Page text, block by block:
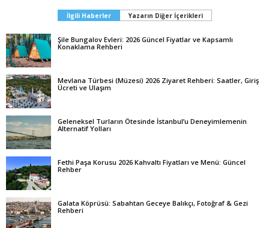
İlgili Haberler Yazarın Diğer İçerikleri
Şile Bungalov Evleri: 2026 Güncel Fiyatlar ve Kapsamlı
Konaklama Rehberi
Mevlana Türbesi (Müzesi) 2026 Ziyaret Rehberi: Saatler, Giriş
Ücreti ve Ulaşım
Geleneksel Turların Ötesinde İstanbul’u Deneyimlemenin
Alternatif Yolları
Fethi Paşa Korusu 2026 Kahvaltı Fiyatları ve Menü: Güncel
Rehber
Galata Köprüsü: Sabahtan Geceye Balıkçı, Fotoğraf & Gezi
Rehberi